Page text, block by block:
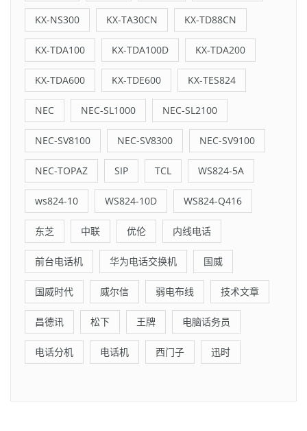
KX-NS300 KX-TA30CN KX-TD88CN
KX-TDA100 KX-TDA100D KX-TDA200
KX-TDA600 KX-TDE600 KX-TES824
NEC NEC-SL1000 NEC-SL2100
NEC-SV8100 NEC-SV8300 NEC-SV9100
NEC-TOPAZ SIP TCL WS824-5A
ws824-10 WS824-10D WS824-Q416
东芝 中联 优伦 内线电话
前台电话机 华为电话交换机 国威
国威时代 威尔信 弱电布线 技术文章
昌德讯 松下 王牌 电脑话务员
电话分机 电话机 西门子 迅时